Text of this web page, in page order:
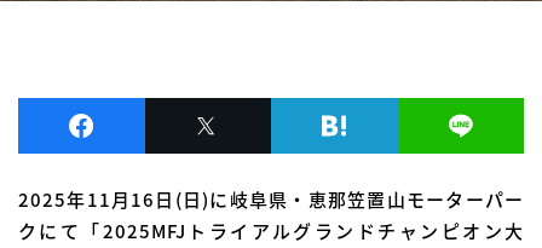
2025年11月16日(日)に岐阜県・恵那笠置山モーターパー
クにて「2025MFJトライアルグランドチャンピオン大